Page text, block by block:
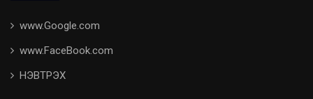
www.Google.com
www.FaceBook.com
НЭВТРЭХ